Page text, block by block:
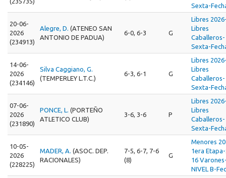
Sexta-
20-06-
2026
(234913)
Alegre, D. (ATENEO SAN
ANTONIO DE PADUA)
6-0, 6-3 G
Libres
Libres
Caballeros-
Sexta-
14-06-
2026
(234146)
Silva Caggiano, G.
(TEMPERLEY L.T.C.)
6-3, 6-1 G
Libres
Libres
Caballeros-
Sexta-
07-06-
2026
(231890)
PONCE, L. (PORTEÑO
ATLETICO CLUB)
3-6, 3-6 P
Libres
Libres
Caballeros-
Sexta-
10-05-
2026
(228225)
MADER, A. (ASOC. DEP.
RACIONALES)
7-5, 6-7, 7-6
(8)
G
Menores
1era
16
NIVEL B-